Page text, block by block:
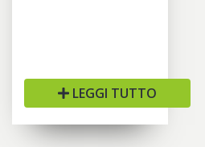
LEGGI TUTTO